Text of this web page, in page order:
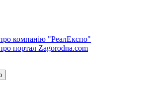
компанію "РеалЕкспо"
портал Zagorodna.com